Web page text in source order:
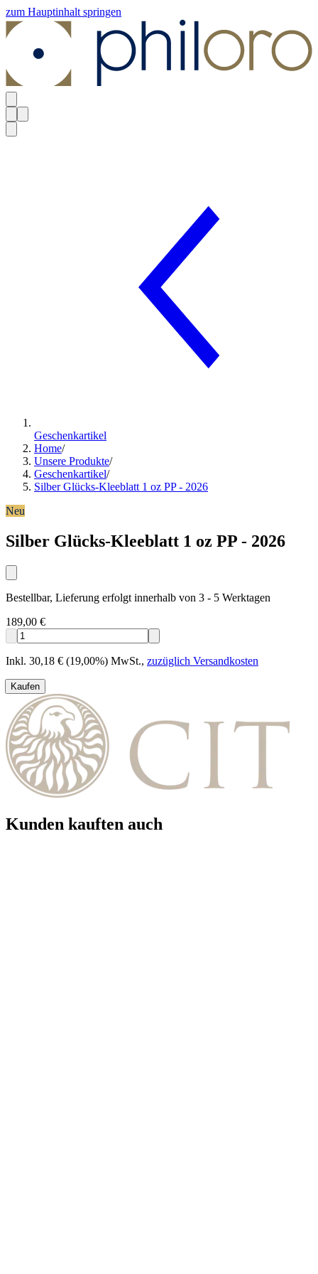
zum Hauptinhalt springen
Geschenkartikel
Home/
Unsere Produkte/
Geschenkartikel/
Silber Glücks-Kleeblatt 1 oz PP - 2026
Neu
Silber Glücks-Kleeblatt 1 oz PP - 2026
Bestellbar, Lieferung erfolgt innerhalb von 3 - 5 Werktagen
189,00 €
Inkl. 30,18 € (19,00%) MwSt., zuzüglich Versandkosten
Kaufen
Kunden kauften auch